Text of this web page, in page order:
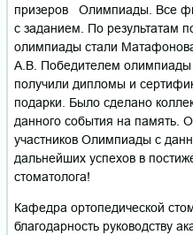
призеров Олимпиады. Все
с заданием. По результатам
олимпиады стали
А.В. Победителем олимпиады
получили дипломы и
подарки. Было сделано
данного события на память.
участников Олимпиады с
дальнейших успехов в
стоматолога!
Кафедра ортопедической
благодарность руководству